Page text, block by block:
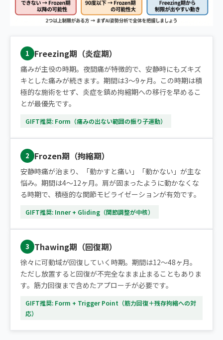
1 Freezing期（炎症期）
痛みが主役の時期。夜間痛が特徴的で、安静時にもズキズ
キとした痛みが続きます。期間は3〜9ヶ月。この時期は積
極的な施術をせず、炎症を鎮め拘縮期への移行を早めるこ
とが最優先です。
GIFT推奨: Form（痛みの出ない範囲の振り子運動）
2 Frozen期（拘縮期）
安静時痛が治まり、「動かすと痛い」「動かない」が主な
悩み。期間は4〜12ヶ月。肩が固まったように動かなくな
る時期で、積極的な関節モビライゼーションが有効です。
GIFT推奨: Inner + Gliding（関節調整が中核）
3 Thawing期（回復期）
徐々に可動域が回復していく時期。期間は12〜48ヶ月。
ただし放置すると回復が不完全なまま止まることもありま
す。筋力回復まで含めたアプローチが必要です。
GIFT推奨: Form + Trigger Point（筋力回復＋残存拘縮への対
応）